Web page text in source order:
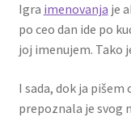
Igra imenovanja je
po ceo dan ide po
joj imenujem. Tako
I sada, dok ja
prepoznala je svog